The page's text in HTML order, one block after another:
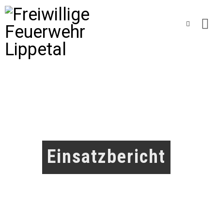
Einsatzbericht